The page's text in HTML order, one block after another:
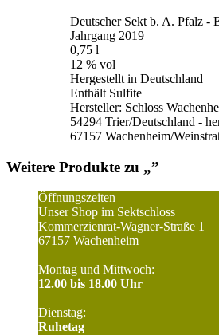
Deutscher Sekt b. A. Pfalz -
Jahrgang 2019
0,75 l
12 % vol
Hergestellt in Deutschland
Enthält Sulfite
Hersteller: Schloss
54294 Trier/Deutschland -
67157 Wachenheim/
Weitere Produkte zu „”
Öffnungszeiten
Unser Shop im Sektschloss
Kommerzienrat-Wagner-Straße 1
67157 Wachenheim
Montag und Mittwoch:
12.00 bis 18.00 Uhr
Dienstag:
Ruhetag